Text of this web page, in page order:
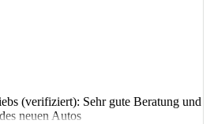
(verifiziert): Sehr gute Beratung und
neuen Autos